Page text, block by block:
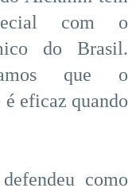
com o
do Brasil.
que o
eficaz quando
como